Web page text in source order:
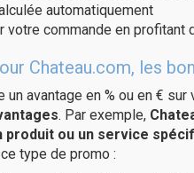
automatiquement
commande en profitant
Chateau.com, les
avantage en % ou en €
. Par exemple,
ou un service
type de promo :